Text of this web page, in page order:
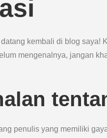
kembali di blog
mengenalnya, jangan
penulis yang memiliki